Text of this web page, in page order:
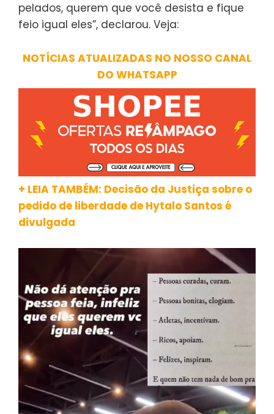
pelados, querem que você desista e fique
feio igual eles”, declarou. Veja:
NOTÍCIAS ATUALIZADAS NO NOSSO CANAL
DO WHATSAPP
+ LEIA TAMBÉM: Decisão da Justiça sobre o
pedido de liberdade de Hytalo Santos é
divulgada